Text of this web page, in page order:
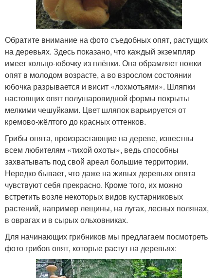
Обратите внимание на фото съедобных опят, растущих
на деревьях. Здесь показано, что каждый экземпляр
имеет кольцо-юбочку из плёнки. Она обрамляет ножки
опят в молодом возрасте, а во взрослом состоянии
юбочка разрывается и висит «лохмотьями». Шляпки
настоящих опят полушаровидной формы покрыты
мелкими чешуйками. Цвет шляпок варьируется от
кремово-жёлтого до красных оттенков.
Грибы опята, произрастающие на дереве, известны
всем любителям «тихой охоты», ведь способны
захватывать под свой ареал большие территории.
Нередко бывает, что даже на живых деревьях опята
чувствуют себя прекрасно. Кроме того, их можно
встретить возле некоторых видов кустарниковых
растений, например лещины, на лугах, лесных полянах,
в оврагах и в сырых ольховниках.
Для начинающих грибников мы предлагаем посмотреть
фото грибов опят, которые растут на деревьях: